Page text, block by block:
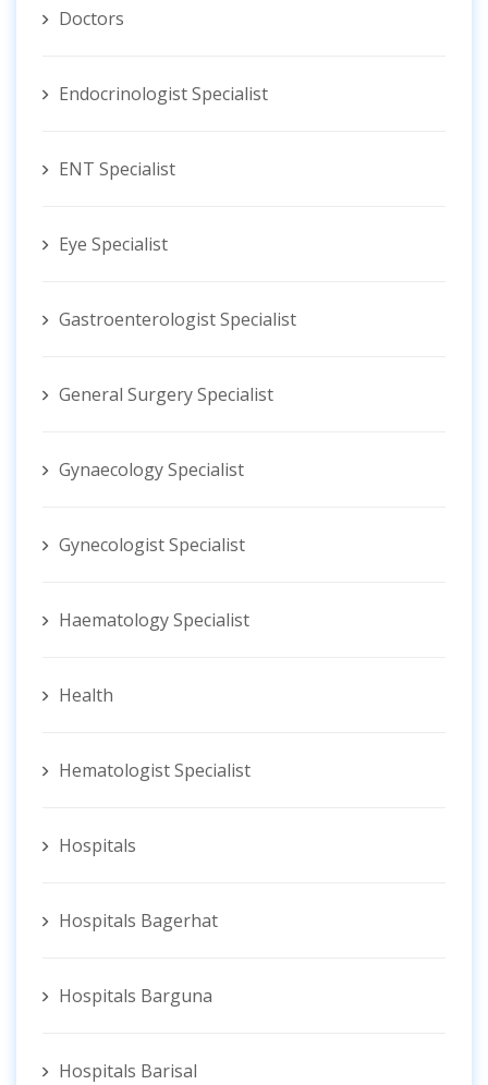
Doctors
Endocrinologist Specialist
ENT Specialist
Eye Specialist
Gastroenterologist Specialist
General Surgery Specialist
Gynaecology Specialist
Gynecologist ‍Specialist
Haematology Specialist
Health
Hematologist ‍Specialist
Hospitals
Hospitals Bagerhat
Hospitals Barguna
Hospitals Barisal